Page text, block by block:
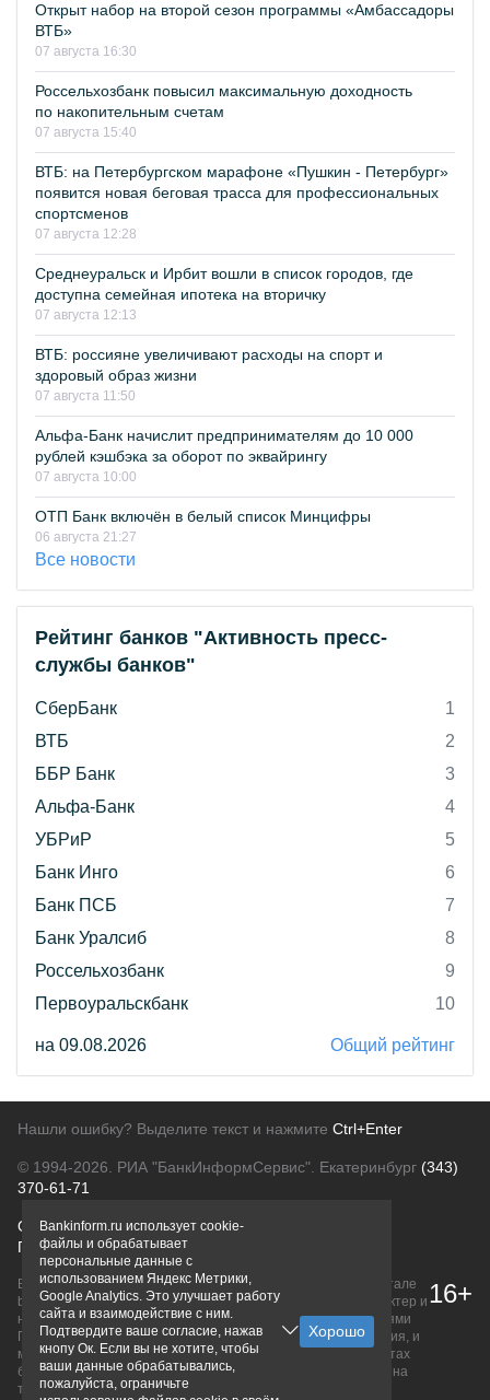
Открыт набор на второй сезон программы «Амбассадоры
ВТБ»
07 августа 16:30
Россельхозбанк повысил максимальную доходность
по накопительным счетам
07 августа 15:40
ВТБ: на Петербургском марафоне «Пушкин - Петербург»
появится новая беговая трасса для профессиональных
спортсменов
07 августа 12:28
Среднеуральск и Ирбит вошли в список городов, где
доступна семейная ипотека на вторичку
07 августа 12:13
ВТБ: россияне увеличивают расходы на спорт и
здоровый образ жизни
07 августа 11:50
Альфа-Банк начислит предпринимателям до 10 000
рублей кэшбэка за оборот по эквайрингу
07 августа 10:00
ОТП Банк включён в белый список Минцифры
06 августа 21:27
Все новости
Рейтинг банков "Активность пресс-
службы банков"
СберБанк
1
ВТБ
2
ББР Банк
3
Альфа-Банк
4
УБРиР
5
Банк Инго
6
Банк ПСБ
7
Банк Уралсиб
8
Россельхозбанк
9
Первоуральскбанк
10
на 09.08.2026 Общий рейтинг
Нашли ошибку? Выделите текст и нажмите Ctrl+Enter
© 1994-2026. РИА "БанкИнформСервис". Екатеринбург (343)
370-61-71
О проектеПолитика конфиденциальности
Правовая информацияДля рекламодателей
Вся информация о продуктах банков, размещенная на портале
bankinform.ru, носит исключительно ознакомительный характер и
не является публичной офертой, определяемой положениями
ГК РФ. Информация не содержит точного и полного описания, и
может быть изменена. Конечные условия уточняйте на сайтах
банков или при личном обращении. Исключительное право на
товарные знаки принадлежит их правообладателям.
16+
Bankinform.ru использует cookie-
файлы и обрабатывает
персональные данные с
использованием Яндекс Метрики,
Google Analytics. Это улучшает работу
сайта и взаимодействие с ним.
Подтвердите ваше согласие, нажав
кнопу Ок. Если вы не хотите, чтобы
ваши данные обрабатывались,
пожалуйста, ограничьте